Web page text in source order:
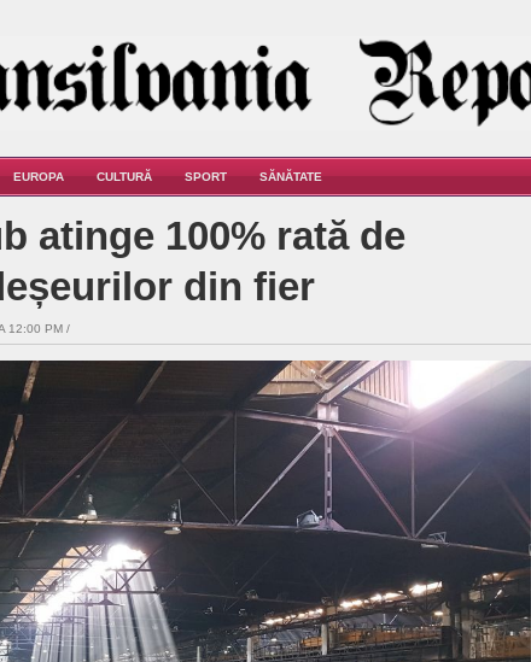
EUROPA CULTURĂ SPORT SĂNĂTATE
atinge 100% rată de
din fier
12:00 PM /